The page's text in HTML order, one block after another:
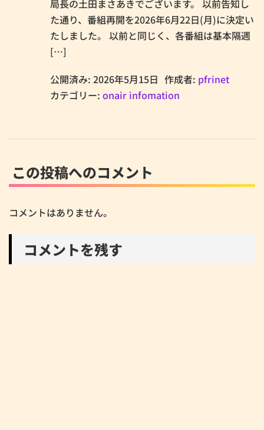
局長の土田まさあきでございます。 以前告知し
た通り、番組再開を2026年6月22日(月)に決定い
たしました。 以前と同じく、各番組は基本隔週
[…]
公開済み: 2026年5月15日 作成者: pfrinet
カテゴリー: onair infomation
この投稿へのコメント
コメントはありません。
コメントを残す